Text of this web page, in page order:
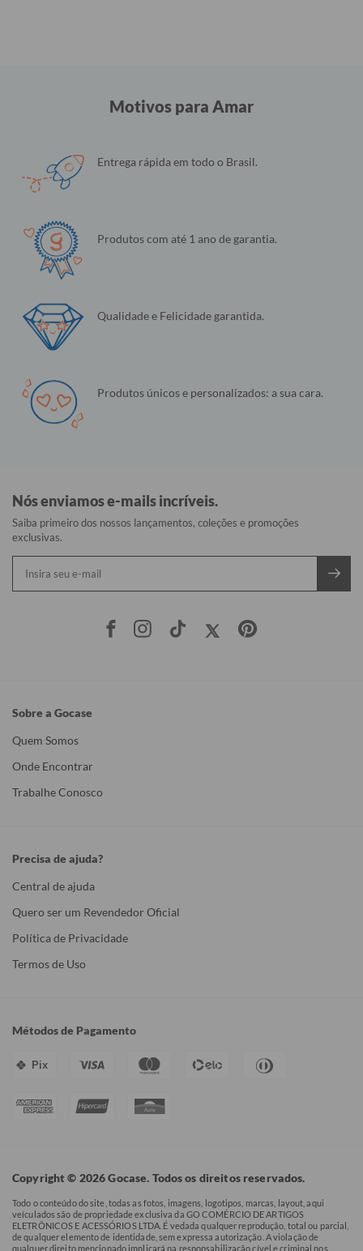
Motivos para Amar
Entrega rápida em todo o Brasil.
Produtos com até 1 ano de garantia.
Qualidade e Felicidade garantida.
Produtos únicos e personalizados: a sua cara.
Nós enviamos e-mails incríveis.
Saiba primeiro dos nossos lançamentos, coleções e promoções
exclusivas.
Sobre a Gocase
Quem Somos
Onde Encontrar
Trabalhe Conosco
Precisa de ajuda?
Central de ajuda
Quero ser um Revendedor Oficial
Política de Privacidade
Termos de Uso
Métodos de Pagamento
Pix
Copyright © 2026 Gocase. Todos os direitos reservados.
Todo o conteúdo do site, todas as fotos, imagens, logotipos, marcas, layout, aqui
veículados são de propriedade exclusiva da GO COMÉRCIO DE ARTIGOS
ELETRÔNICOS E ACESSÓRIOS LTDA. É vedada qualquer reprodução, total ou parcial,
de qualquer elemento de identidade, sem expressa autorização. A violação de
qualquer direito mencionado implicará na responsabilização cível e criminal nos